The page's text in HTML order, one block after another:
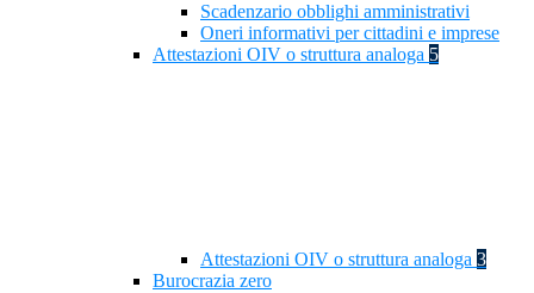
Scadenzario obblighi amministrativi
Oneri informativi per cittadini e imprese
Attestazioni OIV o struttura analoga 5
Attestazioni OIV o struttura analoga 3
Burocrazia zero